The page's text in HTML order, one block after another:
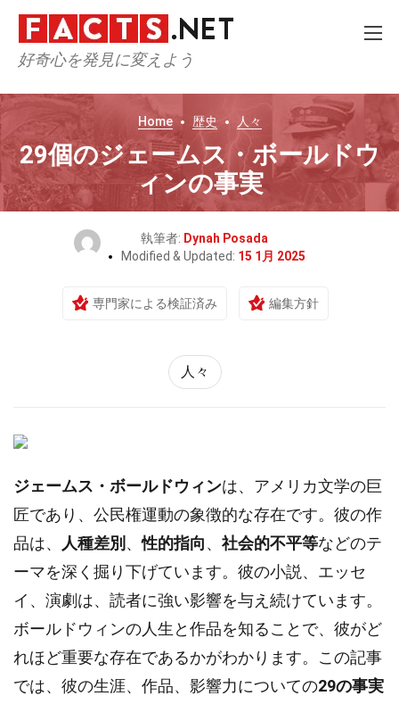
好奇心を発見に変えよう
Home 歴史 人々
29個のジェームス・ボールドウ
ィンの事実
執筆者: Dynah Posada
Modified & Updated: 15 1月 2025
専門家による検証済み 編集方針
人々
ジェームス・ボールドウィンは、アメリカ文学の巨
匠であり、公民権運動の象徴的な存在です。彼の作
品は、
人種差別 、性的指向、 社会的不平等などのテ
ーマを深く掘り下げています。彼の小説、エッセ
イ、演劇は、読者に強い影響を与え続けています。
ボールドウィンの人生と作品を知ることで、彼がど
れほど重要な存在であるかがわかります。この記事
では、彼の生涯、作品、影響力についての29の事実